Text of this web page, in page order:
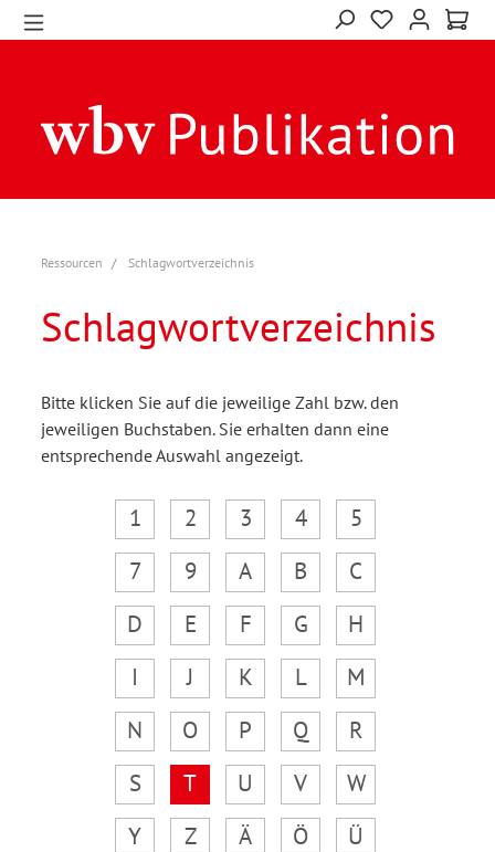
Ressourcen Schlagwortverzeichnis
Schlagwortverzeichnis
Bitte klicken Sie auf die jeweilige Zahl bzw. den
jeweiligen Buchstaben. Sie erhalten dann eine
entsprechende Auswahl angezeigt.
1 2 3 4
5
7
9 A B
C
D
E F G
H
I
J K L
M
N
O P Q
R
S
T U V
W
Y
Z Ä Ö
Ü